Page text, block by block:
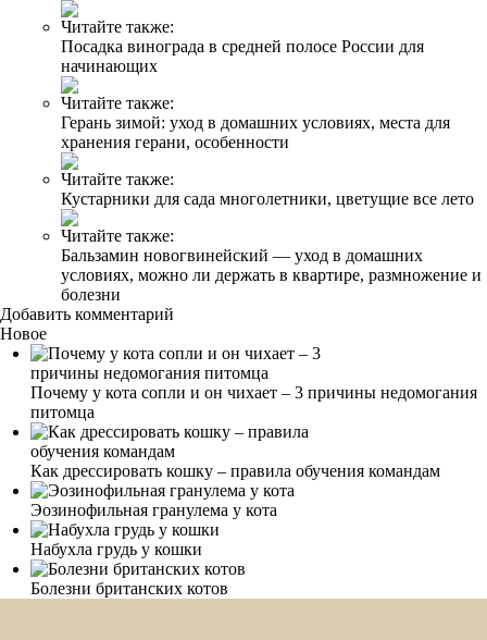
Читайте также:
Посадка винограда в средней полосе России для
начинающих
Читайте также:
Герань зимой: уход в домашних условиях, места для
хранения герани, особенности
Читайте также:
Кустарники для сада многолетники, цветущие все лето
Читайте также:
Бальзамин новогвинейский — уход в домашних
условиях, можно ли держать в квартире, размножение и
болезни
Добавить комментарий
Новое
Почему у кота сопли и он чихает – 3 причины недомогания
питомца
Как дрессировать кошку – правила обучения командам
Эозинофильная гранулема у кота
Набухла грудь у кошки
Болезни британских котов